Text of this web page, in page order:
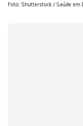
Foto: Shutterstock / Saúde em